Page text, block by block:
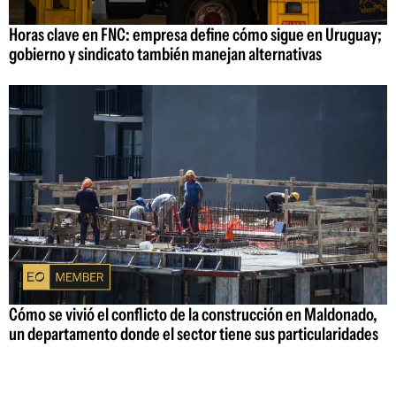
Horas clave en FNC: empresa define cómo sigue en Uruguay;
gobierno y sindicato también manejan alternativas
Cómo se vivió el conflicto de la construcción en Maldonado,
un departamento donde el sector tiene sus particularidades